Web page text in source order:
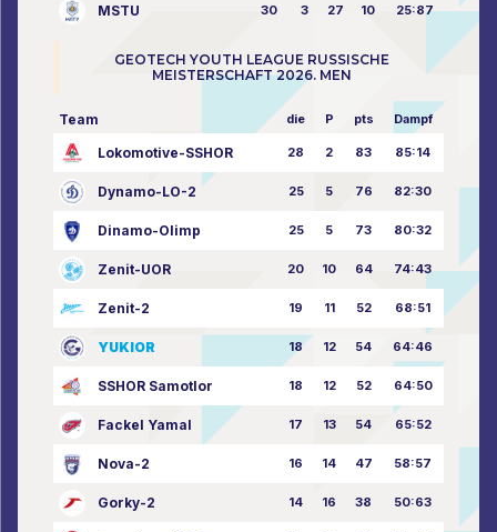
MSTU 30 3 27 10 25:87
GEOTECH YOUTH LEAGUE RUSSISCHE
MEISTERSCHAFT 2026. MEN
Team die P pts Dampf
Lokomotive-SSHOR 28 2 83 85:14
Dynamo-LO-2 25 5 76 82:30
Dinamo-Olimp 25 5 73 80:32
Zenit-UOR 20 10 64 74:43
Zenit-2 19 11 52 68:51
YUKIOR 18 12 54 64:46
SSHOR Samotlor 18 12 52 64:50
Fackel Yamal 17 13 54 65:52
Nova-2 16 14 47 58:57
Gorky-2 14 16 38 50:63